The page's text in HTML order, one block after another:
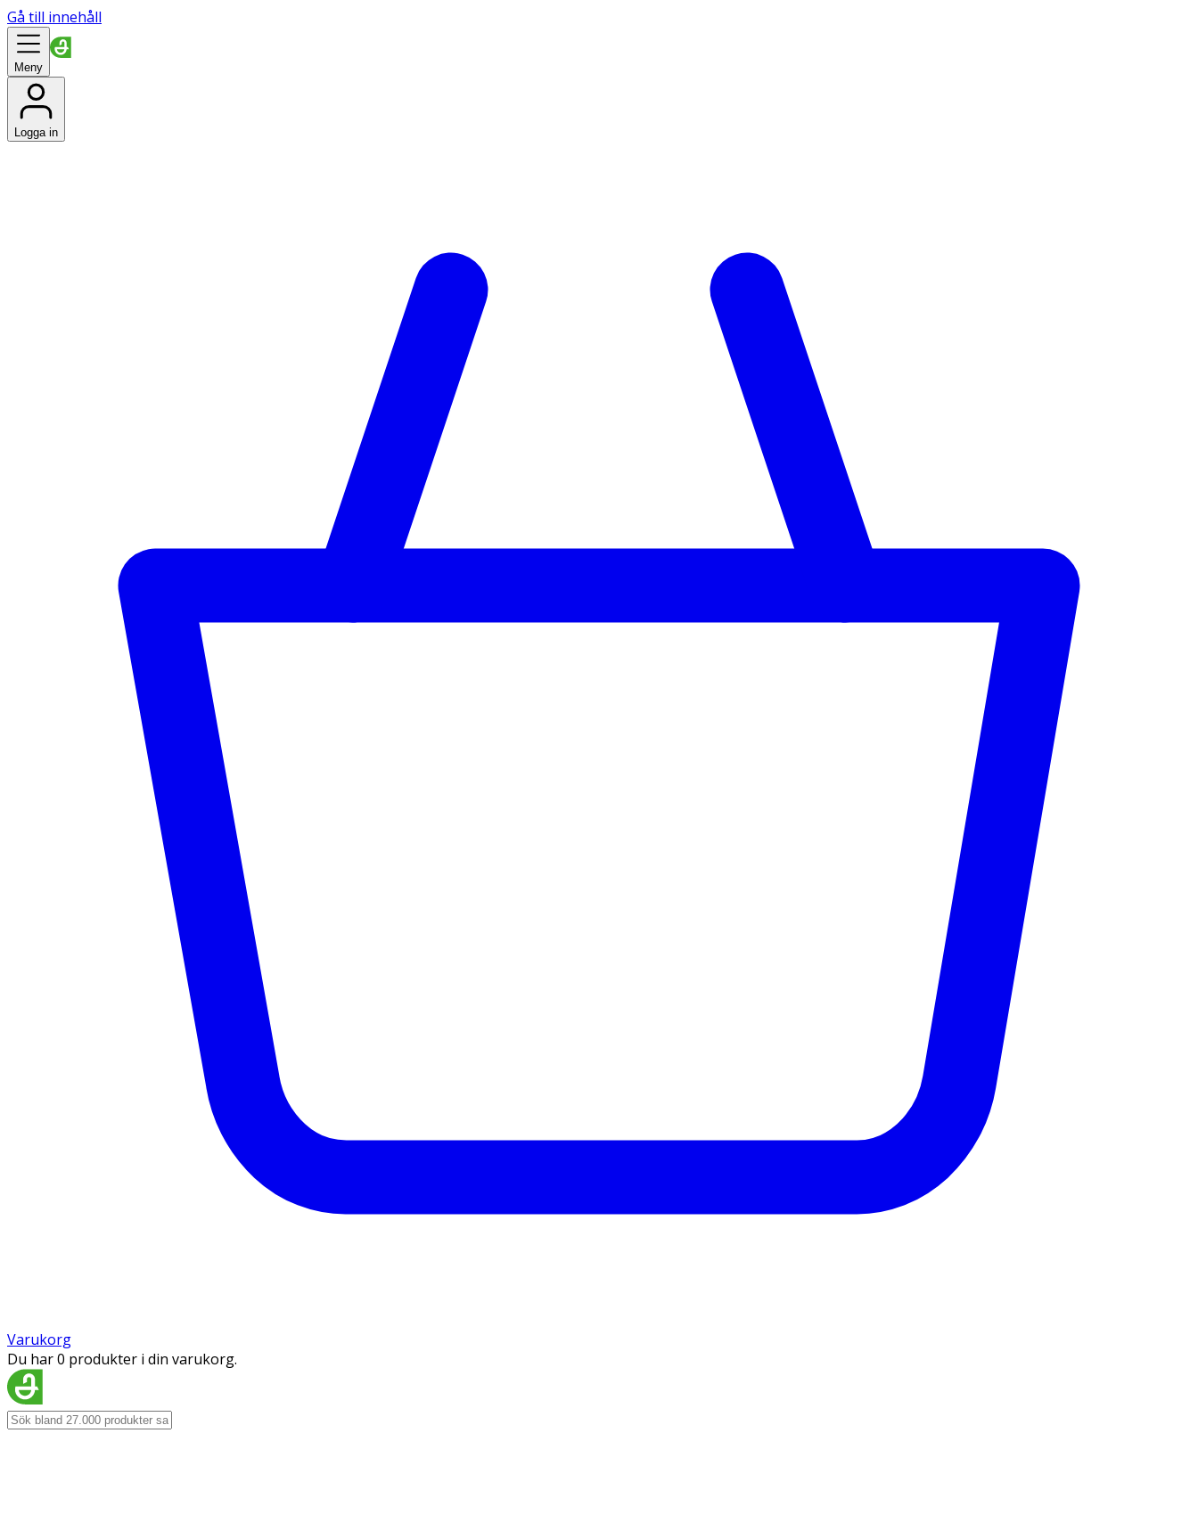
Gå till innehåll
Meny
Logga in
Varukorg
Du har 0 produkter i din varukorg.